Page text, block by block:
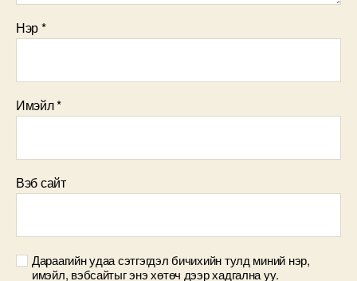
Нэр*
Имэйл*
Вэб сайт
Дараагийн удаа сэтгэгдэл бичихийн тулд миний нэр,
имэйл, вэбсайтыг энэ хөтөч дээр хадгална уу.